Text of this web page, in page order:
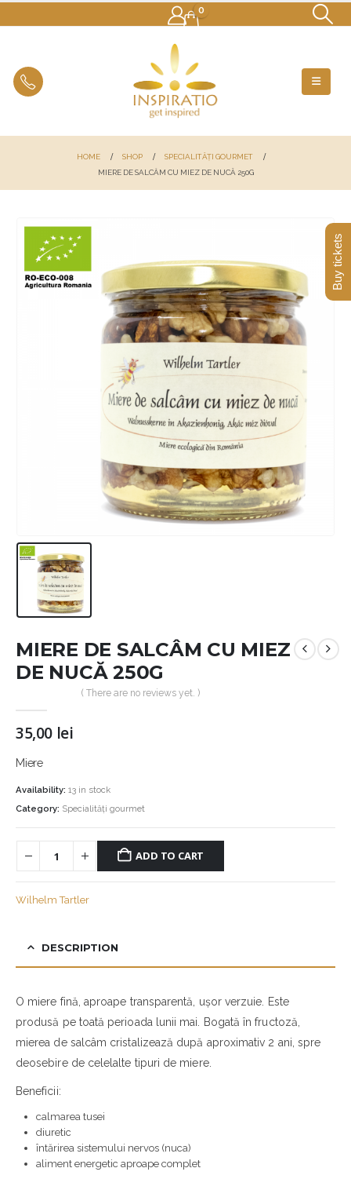
0
HOME SHOP
SPECIALITĂȚI GOURMET
MIERE DE SALCÂM CU MIEZ DE NUCĂ 250G
MIERE DE SALCÂM CU MIEZ
DE NUCĂ 250G
( There are no reviews yet. )
35,00 lei
Miere
Availability: 13 in stock
Category: Specialități gourmet
ADD TO CART
Wilhelm Tartler
DESCRIPTION
O miere fină, aproape transparentă, ușor verzuie. Este
produsă pe toată perioada lunii mai. Bogată în fructoză,
mierea de salcâm cristalizează după aproximativ 2 ani, spre
deosebire de celelalte tipuri de miere.
Beneficii:
calmarea tusei
diuretic
întărirea sistemului nervos (nuca)
aliment energetic aproape complet
Buy tickets